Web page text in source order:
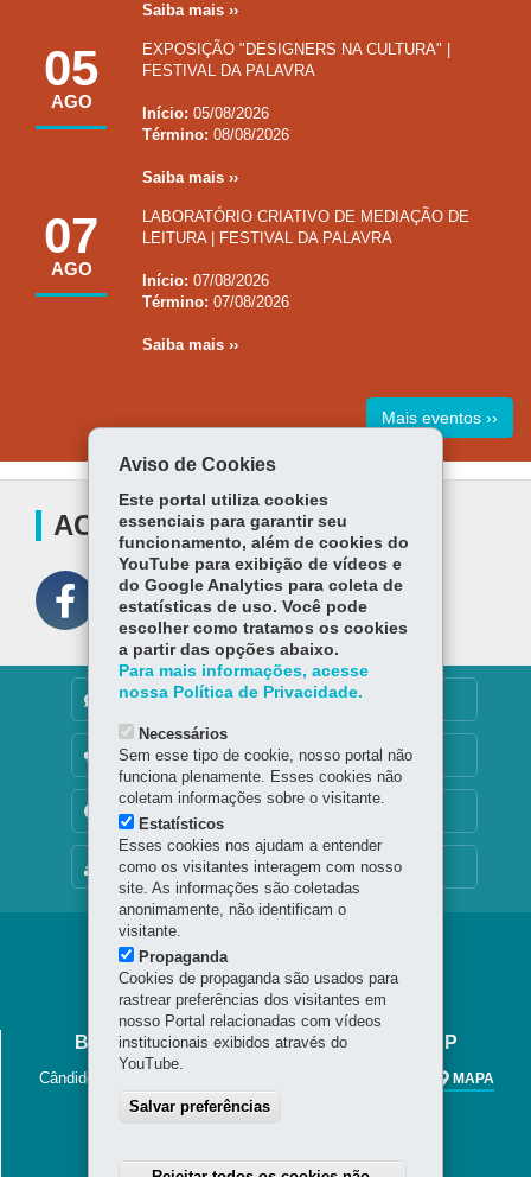
Saiba mais ››
05
AGO
EXPOSIÇÃO "DESIGNERS NA CULTURA" |
FESTIVAL DA PALAVRA
Início: 05/08/2026
Término: 08/08/2026
Saiba mais ››
07
AGO
LABORATÓRIO CRIATIVO DE MEDIAÇÃO DE
LEITURA | FESTIVAL DA PALAVRA
Início: 07/08/2026
Término: 07/08/2026
Saiba mais ››
Mais eventos ››
ACOMPANHE
MAPA DO SITE
DENUNCIE CORRUPÇÃO
OUVIDORIA
TRANSPARÊNCIA INSTITUCIONAL
Navegação
principal
BIBLIOTECA PÚBLICA DO PARANÁ - BPP
Cândido Lopes, 133 - Centro MAPA
41 3221-4900 / 41 3225-6883
Segunda a sexta-feira, das 8h30 às 20h
Aviso de Cookies
Este portal utiliza cookies
essenciais para garantir seu
funcionamento, além de cookies do
YouTube para exibição de vídeos e
do Google Analytics para coleta de
estatísticas de uso. Você pode
escolher como tratamos os cookies
a partir das opções abaixo.
Para mais informações, acesse
nossa Política de Privacidade.
Necessários
Sem esse tipo de cookie, nosso portal não
funciona plenamente. Esses cookies não
coletam informações sobre o visitante.
Estatísticos
Esses cookies nos ajudam a entender
como os visitantes interagem com nosso
site. As informações são coletadas
anonimamente, não identificam o
visitante.
Propaganda
Cookies de propaganda são usados para
rastrear preferências dos visitantes em
nosso Portal relacionadas com vídeos
institucionais exibidos através do
YouTube.
Salvar preferências